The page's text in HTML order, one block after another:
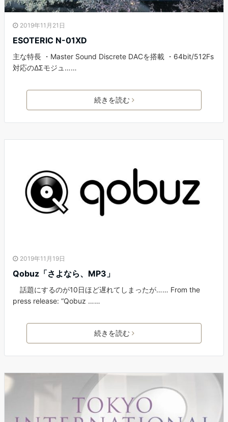
2019年11月21日
ESOTERIC N-01XD
主な特長 ・Master Sound Discrete DACを搭載 ・64bit/512Fs
対応のΔΣモジュ……
続きを読む
2019年11月19日
Qobuz「さよなら、MP3」
話題にするのが10日ほど遅れてしまったが…… From the
press release: “Qobuz ……
続きを読む